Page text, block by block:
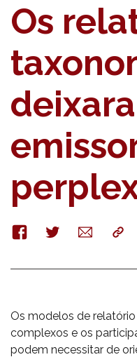
Os
FacebookTwitterE-
mail
Copy
Os modelos de
complexos e os
podem necessitar de